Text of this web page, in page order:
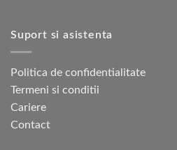
Suport si asistenta
Politica de confidentialitate
Termeni si conditii
Cariere
Contact